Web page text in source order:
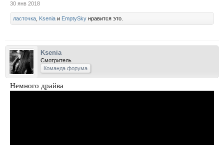
30 янв 2018
ласточка Ksenia и EmptySky нравится это.
Ksenia
Смотритель
Команда форума
Немного драйва